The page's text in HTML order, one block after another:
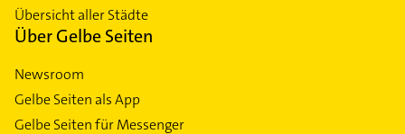
Übersicht aller Städte
Über Gelbe Seiten
Newsroom
Gelbe Seiten als App
Gelbe Seiten für Messenger